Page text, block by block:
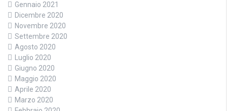
Gennaio 2021
Dicembre 2020
Novembre 2020
Settembre 2020
Agosto 2020
Luglio 2020
Giugno 2020
Maggio 2020
Aprile 2020
Marzo 2020